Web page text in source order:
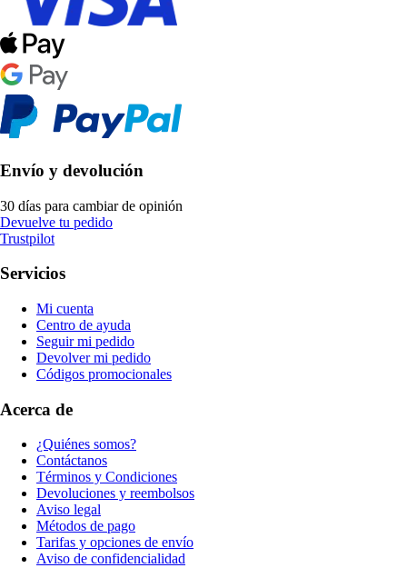
Envío y devolución
30 días para cambiar de opinión
Devuelve tu pedido
Trustpilot
Servicios
Mi cuenta
Centro de ayuda
Seguir mi pedido
Devolver mi pedido
Códigos promocionales
Acerca de
¿Quiénes somos?
Contáctanos
Términos y Condiciones
Devoluciones y reembolsos
Aviso legal
Métodos de pago
Tarifas y opciones de envío
Aviso de confidencialidad